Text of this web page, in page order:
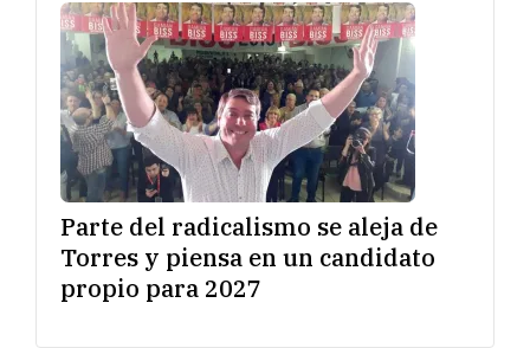
Parte del radicalismo se aleja de
Torres y piensa en un candidato
propio para 2027